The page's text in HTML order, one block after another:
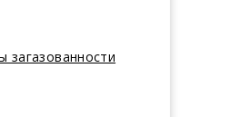
загазованности